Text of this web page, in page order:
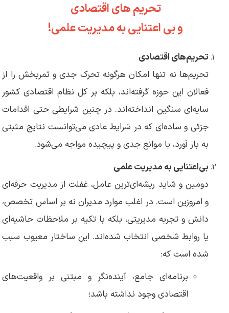
تحریم های اقتصادی
و بی اعتنایی به مدیریت علمی!
تحریم‌های اقتصادی
تحریم‌ها نه تنها امکان هرگونه تحرک جدی و ثمربخش را از
فعالان این حوزه گرفته‌اند، بلکه بر کل نظام اقتصادی کشور
سایه‌ای سنگین انداخته‌اند. در چنین شرایطی حتی اقدامات
جزئی و ساده‌ای که در شرایط عادی می‌توانست نتایج مثبتی
به بار آورد، با موانع جدی و پیچیده مواجه می‌شود.
بی‌اعتنایی به مدیریت علمی
دومین و شاید ریشه‌ای‌ترین عامل، غفلت از مدیریت حرفه‌ای
و امروزین است. در اغلب موارد مدیران نه بر اساس تخصص،
دانش و تجربه مدیریتی، بلکه با تکیه بر ملاحظات حاشیه‌ای
یا روابط شخصی انتخاب شده‌اند. این ساختار معیوب سبب
شده است که:
برنامه‌ای جامع، آینده‌نگر و مبتنی بر واقعیت‌های
اقتصادی وجود نداشته باشد؛